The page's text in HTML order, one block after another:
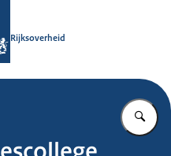
Rijksoverheid